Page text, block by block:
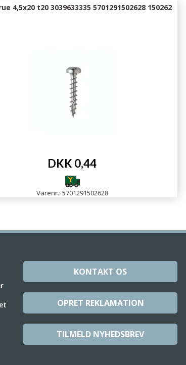
4,5x20 t20 3039633335 5701291502628 150262
DKK 0,44
Varenr.: 5701291502628
KONTAKT OS
OPRET REKLAMATION
TILMELD NYHEDSBREV